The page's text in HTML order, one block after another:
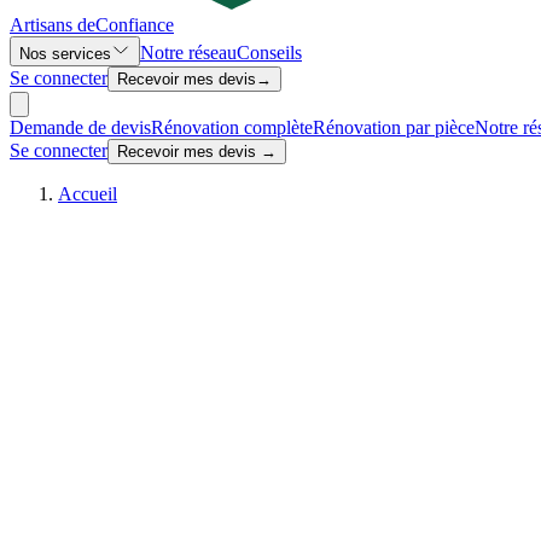
Artisans deConfiance
Nos services Notre réseauConseils
Se connecter
Recevoir mes devis →
Demande de devisRénovation complèteRénovation par pièceNotre
Se connecter
Recevoir mes devis →
Accueil